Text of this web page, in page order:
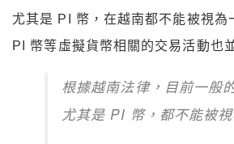
尤其是 PI 幣，在越南都不能被視為
PI 幣等虛擬貨幣相關的交易活動也
根據越南法律，目前一般
尤其是 PI 幣，都不能被